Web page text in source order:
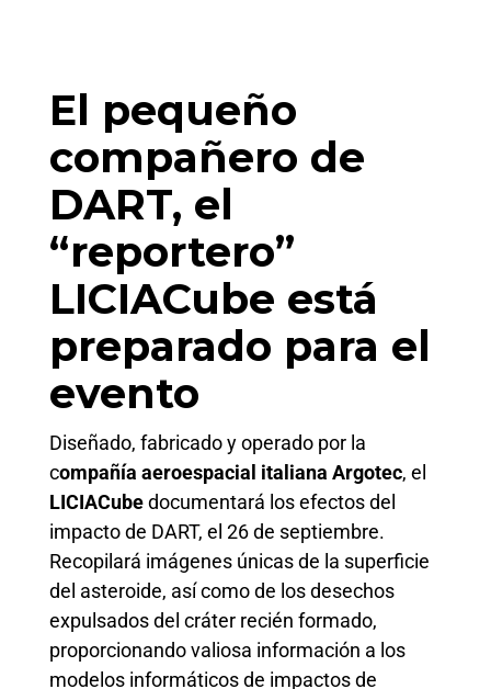
El pequeño
compañero de
DART, el
“reportero”
LICIACube está
preparado para el
evento
Diseñado, fabricado y operado por la
compañía aeroespacial italiana Argotec, el
LICIACubedocumentará los efectos del
impacto de DART, el 26 de septiembre.
Recopilará imágenes únicas de la superficie
del asteroide, así como de los desechos
expulsados ​​del cráter recién formado,
proporcionando valiosa información a los
modelos informáticos de impactos de